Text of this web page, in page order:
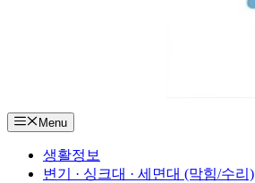
Menu
생활정보
변기 · 싱크대 · 세면대 (막힘/수리)